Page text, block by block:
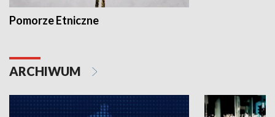
Pomorze Etniczne
ARCHIWUM